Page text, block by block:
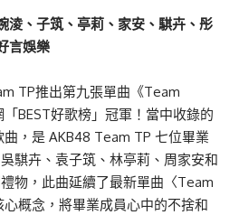
、子筑、亭莉、家安、騏卉、彤
言娛樂
TP推出第九張單曲《Team
BEST好歌榜」冠軍！當中收錄的
曲，是 AKB48 Team TP 七位畢業
騏卉、袁子筑、林亭莉、周家安和
物，此曲延續了最新單曲〈Team
概念，將畢業成員心中的不捨和